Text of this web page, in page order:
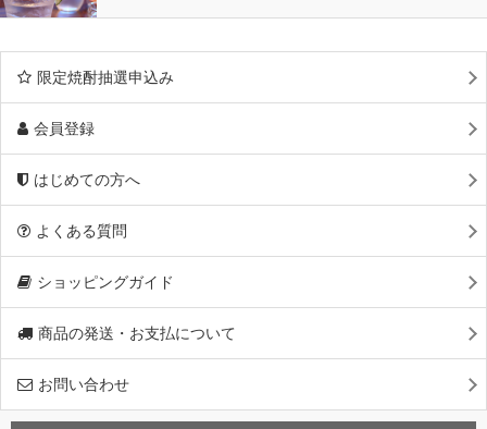
限定焼酎抽選申込み
会員登録
はじめての方へ
よくある質問
ショッピングガイド
商品の発送・お支払について
お問い合わせ